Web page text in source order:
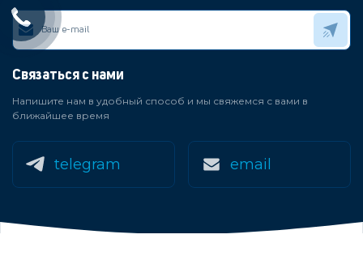
Связаться с нами
Напишите нам в удобный способ и мы свяжемся с вами в
ближайшее время
telegram email